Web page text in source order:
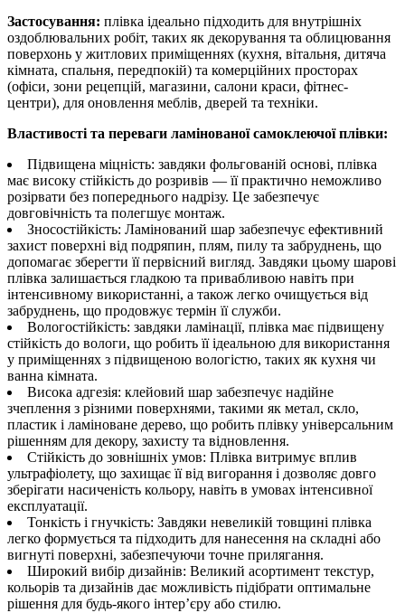
Застосування: плівка ідеально підходить для внутрішніх
оздоблювальних робіт, таких як декорування та облицювання
поверхонь у житлових приміщеннях (кухня, вітальня, дитяча
кімната, спальня, передпокій) та комерційних просторах
(офіси, зони рецепцій, магазини, салони краси, фітнес-
центри), для оновлення меблів, дверей та техніки.
Властивості та переваги ламінованої самоклеючої плівки:
Підвищена міцність: завдяки фольгованій основі, плівка
має високу стійкість до розривів — її практично неможливо
розірвати без попереднього надрізу. Це забезпечує
довговічність та полегшує монтаж.
Зносостійкість: Ламінований шар забезпечує ефективний
захист поверхні від подряпин, плям, пилу та забруднень, що
допомагає зберегти її первісний вигляд. Завдяки цьому шарові
плівка залишається гладкою та привабливою навіть при
інтенсивному використанні, а також легко очищується від
забруднень, що продовжує термін її служби.
Вологостійкість: завдяки ламінації, плівка має підвищену
стійкість до вологи, що робить її ідеальною для використання
у приміщеннях з підвищеною вологістю, таких як кухня чи
ванна кімната.
Висока адгезія: клейовий шар забезпечує надійне
зчеплення з різними поверхнями, такими як метал, скло,
пластик і ламіноване дерево, що робить плівку універсальним
рішенням для декору, захисту та відновлення.
Стійкість до зовнішніх умов: Плівка витримує вплив
ультрафіолету, що захищає її від вигорання і дозволяє довго
зберігати насиченість кольору, навіть в умовах інтенсивної
експлуатації.
Тонкість і гнучкість: Завдяки невеликій товщині плівка
легко формується та підходить для нанесення на складні або
вигнуті поверхні, забезпечуючи точне прилягання.
Широкий вибір дизайнів: Великий асортимент текстур,
кольорів та дизайнів дає можливість підібрати оптимальне
рішення для будь-якого інтер’єру або стилю.